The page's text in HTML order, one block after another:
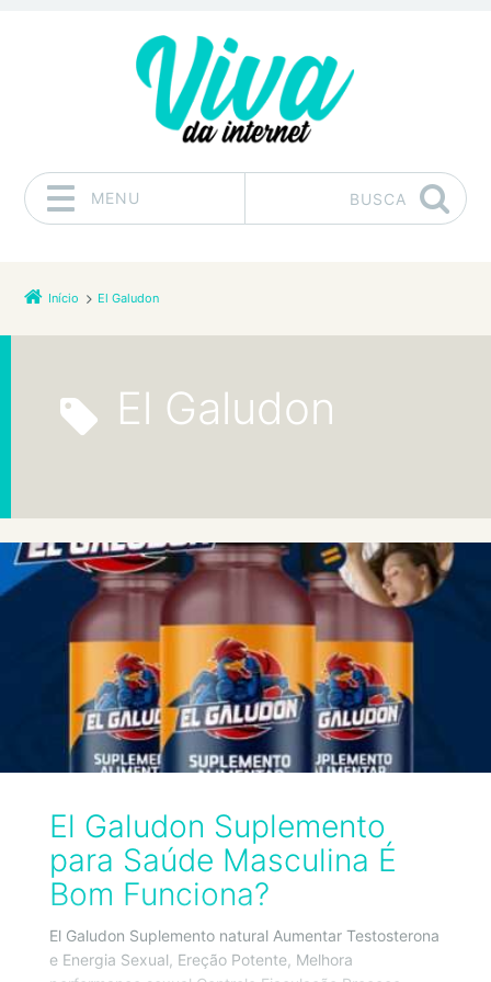
MENU BUSCA
Início El Galudon
El Galudon
El Galudon Suplemento
para Saúde Masculina É
Bom Funciona?
El Galudon Suplemento natural Aumentar Testosterona
e Energia Sexual, Ereção Potente, Melhora